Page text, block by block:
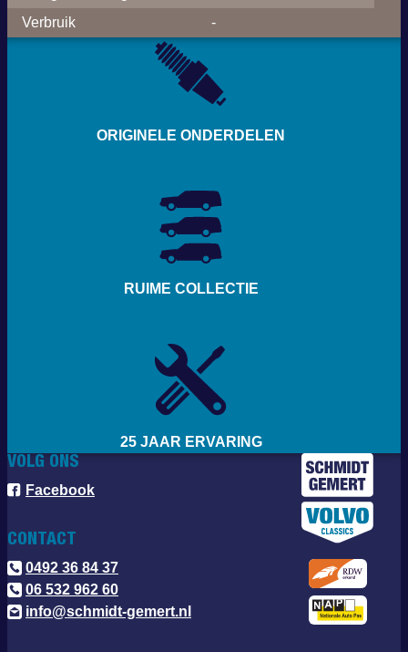
Verbruik
-
ORIGINELE ONDERDELEN
RUIME COLLECTIE
25 JAAR ERVARING
VOLG ONS
Facebook
CONTACT
0492 36 84 37
06 532 962 60
info@schmidt-gemert.nl